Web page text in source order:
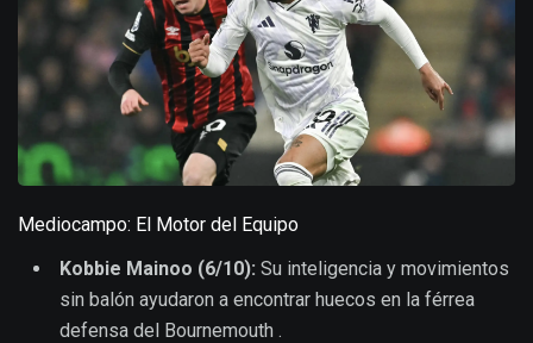
Mediocampo: El Motor del Equipo
Kobbie Mainoo (6/10): Su inteligencia y movimientos
sin balón ayudaron a encontrar huecos en la férrea
defensa del Bournemouth .